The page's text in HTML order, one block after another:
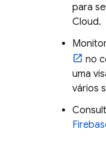
para
Cloud.
no
uma
vários